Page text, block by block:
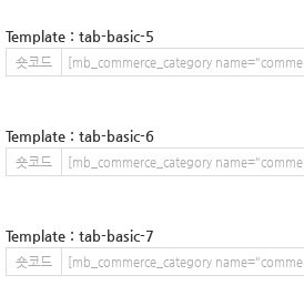
Template : tab-basic-5
숏코드
Template : tab-basic-6
숏코드
Template : tab-basic-7
숏코드